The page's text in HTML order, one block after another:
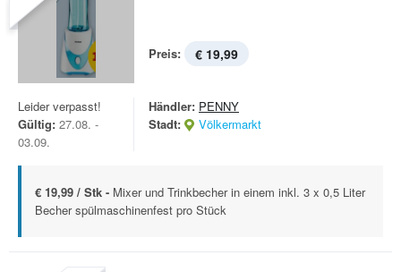
Preis: € 19,99
Leider verpasst!
Gültig: 27.08. -
03.09.
Händler: PENNY
Stadt:
Völkermarkt
€ 19,99 / Stk - Mixer und Trinkbecher in einem inkl. 3 x 0,5 Liter
Becher spülmaschinenfest pro Stück